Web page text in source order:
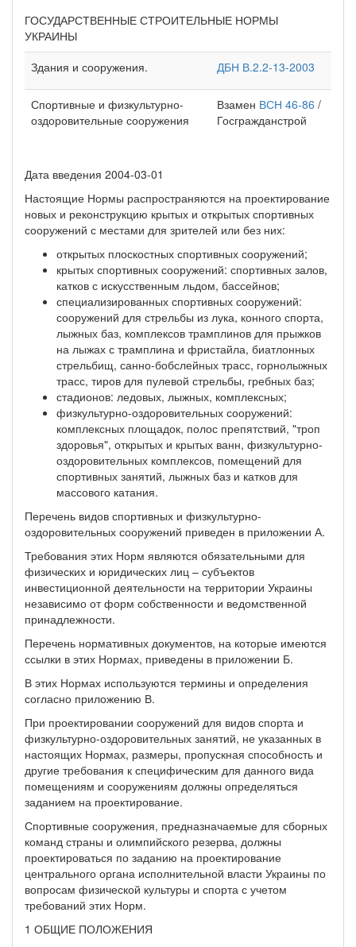
ГОСУДАРСТВЕННЫЕ СТРОИТЕЛЬНЫЕ НОРМЫ
УКРАИНЫ
Здания и сооружения.
ДБН В.2.2-13-2003
Спортивные и физкультурно-
оздоровительные сооружения
Взамен ВСН 46-86 /
Госгражданстрой
Дата введения 2004-03-01
Настоящие Нормы распространяются на проектирование
новых и реконструкцию крытых и открытых спортивных
сооружений с местами для зрителей или без них:
открытых плоскостных спортивных сооружений;
крытых спортивных сооружений: спортивных залов,
катков с искусственным льдом, бассейнов;
специализированных спортивных сооружений:
сооружений для стрельбы из лука, конного спорта,
лыжных баз, комплексов трамплинов для прыжков
на лыжах с трамплина и фристайла, биатлонных
стрельбищ, санно-бобслейных трасс, горнолыжных
трасс, тиров для пулевой стрельбы, гребных баз;
стадионов: ледовых, лыжных, комплексных;
физкультурно-оздоровительных сооружений:
комплексных площадок, полос препятствий, "троп
здоровья", открытых и крытых ванн, физкультурно-
оздоровительных комплексов, помещений для
спортивных занятий, лыжных баз и катков для
массового катания.
Перечень видов спортивных и физкультурно-
оздоровительных сооружений приведен в приложении А.
Требования этих Норм являются обязательными для
физических и юридических лиц – субъектов
инвестиционной деятельности на территории Украины
независимо от форм собственности и ведомственной
принадлежности.
Перечень нормативных документов, на которые имеются
ссылки в этих Нормах, приведены в приложении Б.
В этих Нормах используются термины и определения
согласно приложению В.
При проектировании сооружений для видов спорта и
физкультурно-оздоровительных занятий, не указанных в
настоящих Нормах, размеры, пропускная способность и
другие требования к специфическим для данного вида
помещениям и сооружениям должны определяться
заданием на проектирование.
Спортивные сооружения, предназначаемые для сборных
команд страны и олимпийского резерва, должны
проектироваться по заданию на проектирование
центрального органа исполнительной власти Украины по
вопросам физической культуры и спорта с учетом
требований этих Норм.
1 ОБЩИЕ ПОЛОЖЕНИЯ